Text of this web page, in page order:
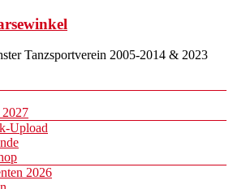
Tanzsportverein 2005-2014 & 2023
2027
Upload
2026